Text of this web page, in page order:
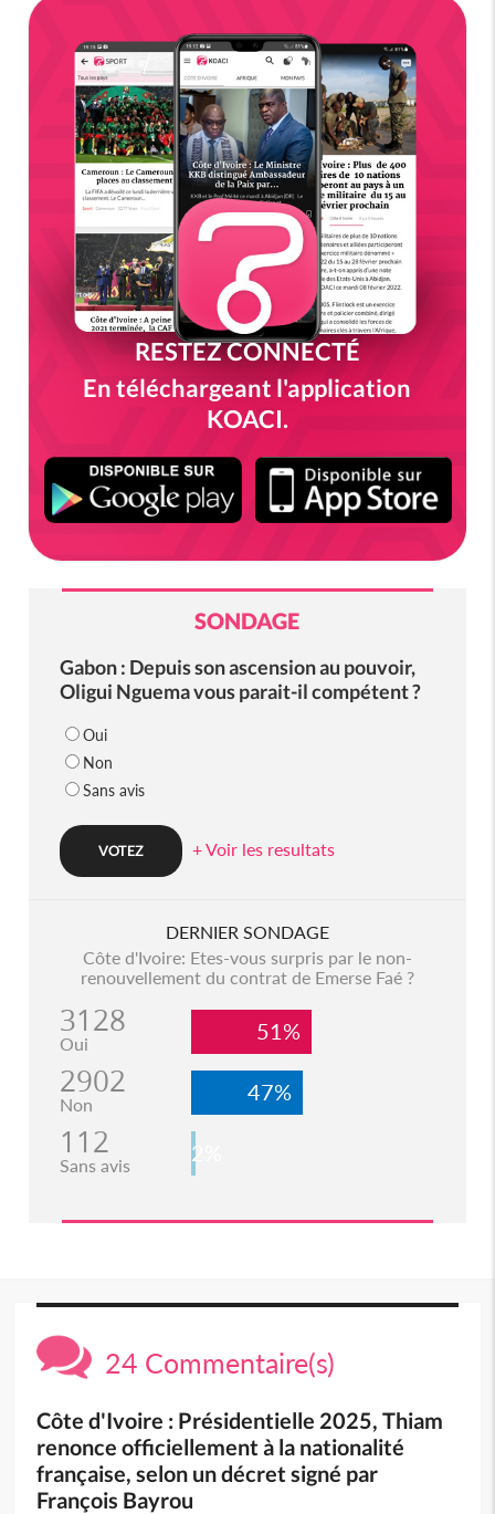
RESTEZ CONNECTÉ
En téléchargeant l'application
KOACI.
SONDAGE
Gabon : Depuis son ascension au pouvoir,
Oligui Nguema vous parait-il compétent ?
Oui
Non
Sans avis
+ Voir les resultats
DERNIER SONDAGE
Côte d'Ivoire: Etes-vous surpris par le non-
renouvellement du contrat de Emerse Faé ?
3128
Oui 51%
2902
Non 47%
112
Sans avis 2%
24 Commentaire(s)
Côte d'Ivoire : Présidentielle 2025, Thiam
renonce officiellement à la nationalité
française, selon un décret signé par
François Bayrou